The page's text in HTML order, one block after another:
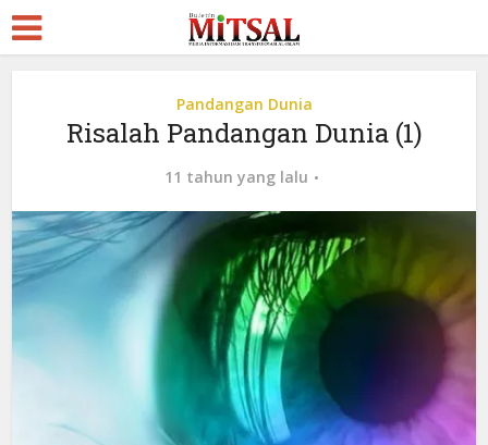
Pandangan Dunia
Risalah Pandangan Dunia (1)
11 tahun yang lalu